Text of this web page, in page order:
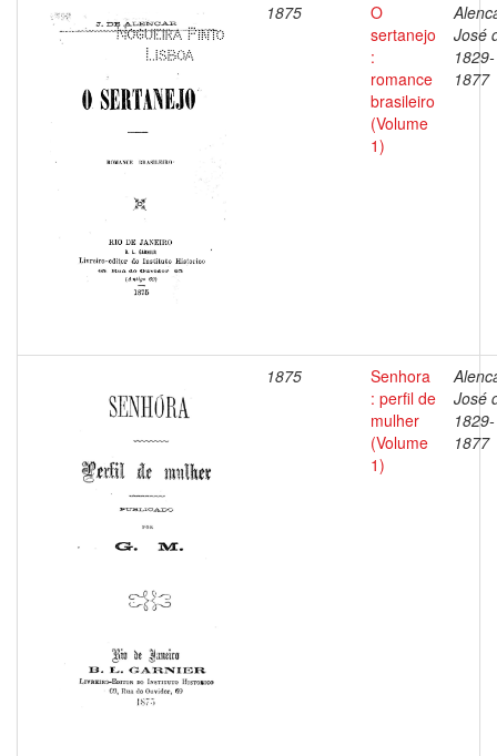
1875
O
sertanejo
:
romance
brasileiro
(Volume
1)
José
1829-
1877
1875
Senhora
: perfil de
mulher
(Volume
1)
José
1829-
1877